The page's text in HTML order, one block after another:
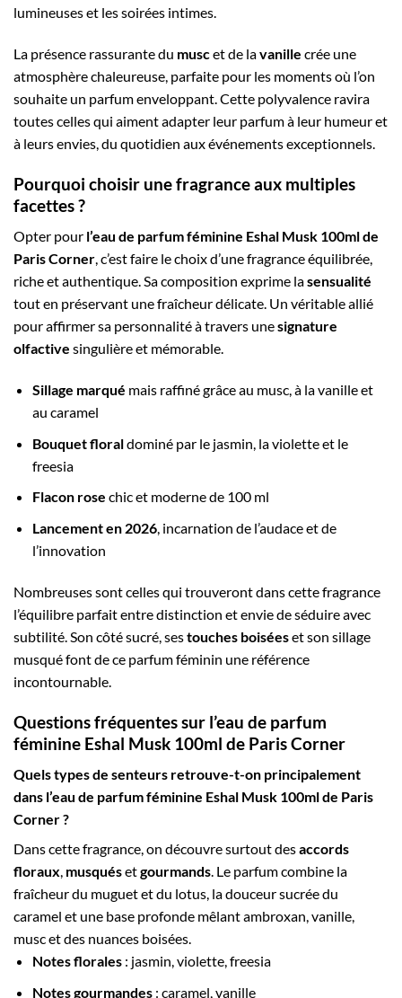
lumineuses et les soirées intimes.
La présence rassurante du muscet de lavanille crée une
atmosphère chaleureuse, parfaite pour les moments où l’on
souhaite un parfum enveloppant. Cette polyvalence ravira
toutes celles qui aiment adapter leur parfum à leur humeur et
à leurs envies, du quotidien aux événements exceptionnels.
Pourquoi choisir une fragrance aux multiples
facettes ?
Opter pour l’eau de parfum féminine Eshal Musk 100ml de
Paris Corner, c’est faire le choix d’une fragrance équilibrée,
riche et authentique. Sa composition exprime lasensualité
tout en préservant une fraîcheur délicate. Un véritable allié
pour affirmer sa personnalité à travers unesignature
olfactive singulière et mémorable.
Sillage marqué mais raffiné grâce au musc, à la vanille et
au caramel
Bouquet floraldominé par le jasmin, la violette et le
freesia
Flacon rose chic et moderne de 100 ml
Lancement en 2026, incarnation de l’audace et de
l’innovation
Nombreuses sont celles qui trouveront dans cette fragrance
l’équilibre parfait entre distinction et envie de séduire avec
subtilité. Son côté sucré, sestouches boiséeset son sillage
musqué font de ce parfum féminin une référence
incontournable.
Questions fréquentes sur l’eau de parfum
féminine Eshal Musk 100ml de Paris Corner
Quels types de senteurs retrouve-t-on principalement
dans l’eau de parfum féminine Eshal Musk 100ml de Paris
Corner ?
Dans cette fragrance, on découvre surtout desaccords
floraux, musquésetgourmands. Le parfum combine la
fraîcheur du muguet et du lotus, la douceur sucrée du
caramel et une base profonde mêlant ambroxan, vanille,
musc et des nuances boisées.
Notes florales: jasmin, violette, freesia
Notes gourmandes: caramel, vanille